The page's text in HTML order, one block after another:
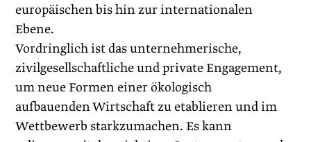
europäischen bis hin zur internationalen
Ebene.
Vordringlich ist das unternehmerische,
zivilgesellschaftliche und private Engagement,
um neue Formen einer ökologisch
aufbauenden Wirtschaft zu etablieren und im
Wettbewerb starkzumachen. Es kann